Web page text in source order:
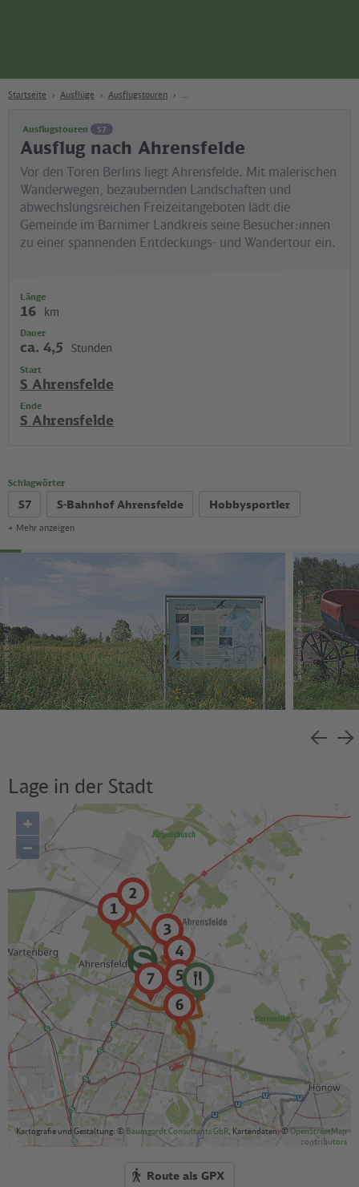
Startseite Ausflüge Ausflugstouren
Ausflugstouren S7
Ausflug nach Ahrensfelde
Vor den Toren Berlins liegt Ahrensfelde. Mit malerischen
Wanderwegen, bezaubernden Landschaften und
abwechslungsreichen Freizeitangeboten lädt die
Gemeinde im Barnimer Landkreis seine Besucher:innen
zu einer spannenden Entdeckungs- und Wandertour ein.
Länge
16 km
Dauer
ca. 4,5 Stunden
Start
S Ahrensfelde
Ende
S Ahrensfelde
Schlagwörter
S7 S-Bahnhof Ahrensfelde Hobbysportler
Kinder und Familie
Denkmal
+ Mehr anzeigen
via reise verlag / Janina Johannsen
©
via reise verlag / Kristina Becker
Lage in der Stadt
+
–
Kartografie und Gestaltung: © Baumgardt Consultants GbR , Kartendaten: ©OpenStreetMap
contributors
Route als GPX